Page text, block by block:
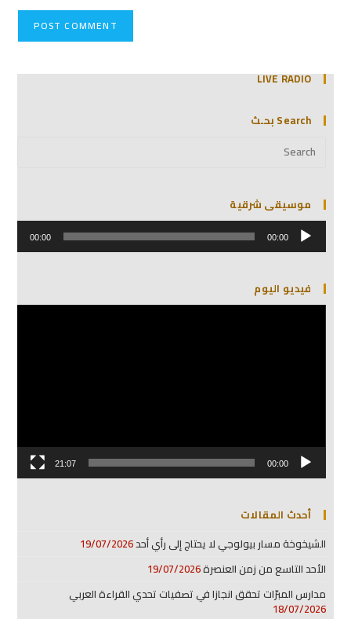
LIVE RADIO
Search بحـث
موسيقى شرقية
مشغل
الصوت 00:00
00:00
فيديو اليوم
مشغل
00:00
21:07
أحدث المقالات
الشيخوخة مسار بيولوجي لا يحتاج إلى رأي أحد19/07/2026
الأحد التاسع من زمن العنصرة19/07/2026
مدارس المبرّات تحقق انجازا في تصفيات تحدي القراءة العربي
18/07/2026